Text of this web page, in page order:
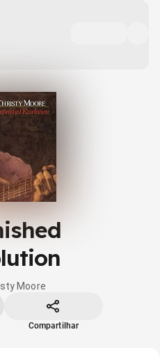
Moore
Compartilhar